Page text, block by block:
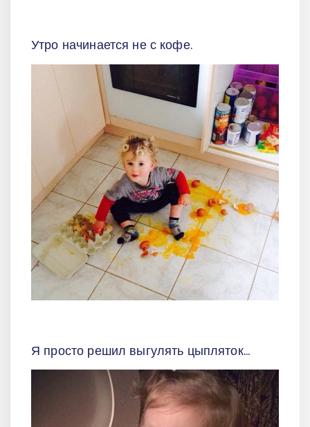
Утро начинается не с кофе.
Я просто решил выгулять цыпляток...